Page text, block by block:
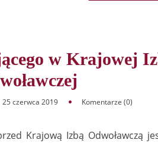
w Krajowej
25 czerwca 2019 Komentarze (0)
Krajową Izbą Odwoławczą